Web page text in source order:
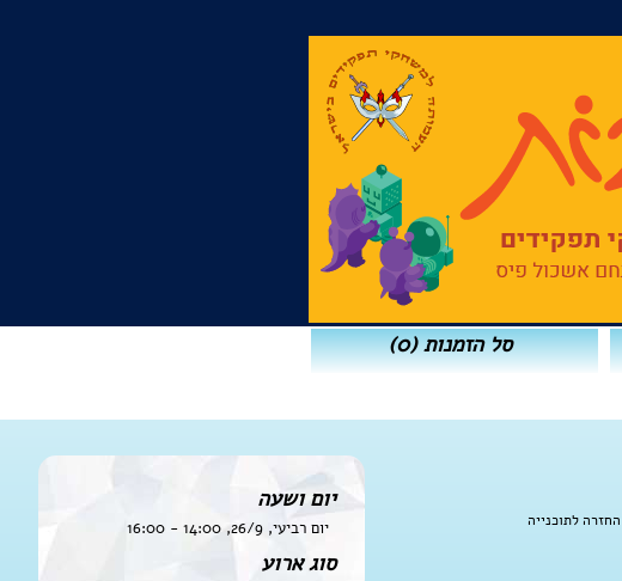
סל הזמנות(0)
יום ושעה
יום רביעי, 26/9, 14:00 - 16:00
סוג ארוע
לתוכנייה